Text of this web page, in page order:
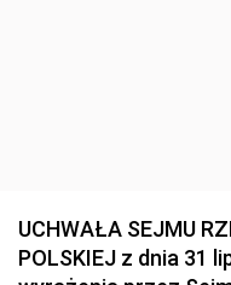
UCHWAŁA SEJMU
POLSKIEJ z dnia 31